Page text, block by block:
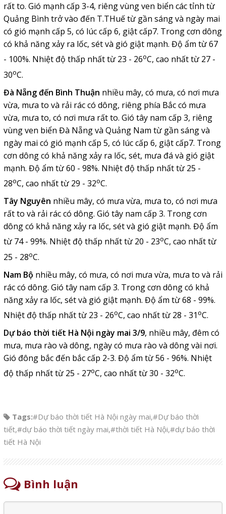
rất to. Gió mạnh cấp 3-4, riêng vùng ven biển các tỉnh từ
Quảng Bình trở vào đến T.THuế từ gần sáng và ngày mai
có gió mạnh cấp 5, có lúc cấp 6, giật cấp7. Trong cơn dông
có khả năng xảy ra lốc, sét và gió giật mạnh. Độ ẩm từ 67
- 100%. Nhiệt độ thấp nhất từ 23 - 26oC, cao nhất từ 27 -
30oC.
Đà Nẵng đến Bình Thuận nhiều mây, có mưa, có nơi mưa
vừa, mưa to và rải rác có dông, riêng phía Bắc có mưa
vừa, mưa to, có nơi mưa rất to. Gió tây nam cấp 3, riêng
vùng ven biển Đà Nẵng và Quảng Nam từ gần sáng và
ngày mai có gió mạnh cấp 5, có lúc cấp 6, giật cấp7. Trong
cơn dông có khả năng xảy ra lốc, sét, mưa đá và gió giật
mạnh. Độ ẩm từ 60 - 98%. Nhiệt độ thấp nhất từ 25 -
28oC, cao nhất từ 29 - 32oC.
Tây Nguyên nhiều mây, có mưa vừa, mưa to, có nơi mưa
rất to và rải rác có dông. Gió tây nam cấp 3. Trong cơn
dông có khả năng xảy ra lốc, sét và gió giật mạnh. Độ ẩm
từ 74 - 99%. Nhiệt độ thấp nhất từ 20 - 23oC, cao nhất từ
25 - 28oC.
Nam Bộ nhiều mây, có mưa, có nơi mưa vừa, mưa to và rải
rác có dông. Gió tây nam cấp 3. Trong cơn dông có khả
năng xảy ra lốc, sét và gió giật mạnh. Độ ẩm từ 68 - 99%.
Nhiệt độ thấp nhất từ 23 - 26oC, cao nhất từ 28 - 31oC.
Dự báo thời tiết Hà Nội ngày mai 3/9, nhiều mây, đêm có
mưa, mưa rào và dông, ngày có mưa rào và dông vài nơi.
Gió đông bắc đến bắc cấp 2-3. Độ ẩm từ 56 - 96%. Nhiệt
độ thấp nhất từ 25 - 27oC, cao nhất từ 30 - 32oC.
Tags:#Dự báo thời tiết Hà Nội ngày mai,#Dự báo thời
tiết,#dự báo thời tiết ngày mai,#thời tiết Hà Nội,#dự báo thời
tiết Hà Nội
Bình luận